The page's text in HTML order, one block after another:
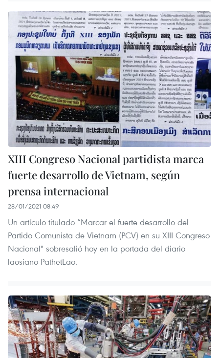
XIII Congreso Nacional partidista marca
fuerte desarrollo de Vietnam, según
prensa internacional
28/01/2021 08:49
Un artículo titulado “Marcar el fuerte desarrollo del
Partido Comunista de Vietnam (PCV) en su XIII Congreso
Nacional" sobresalió hoy en la portada del diario
laosiano PathetLao.